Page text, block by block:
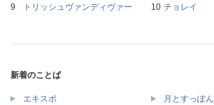
トリッシュヴァンディヴァー
チョレイ
新着のことば
エキスポ 月とすっぽん